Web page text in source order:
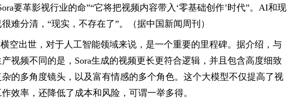
要革影视行业的命”“它将把视频内容带入‘零基础创作’时代”。AI和现
难分清，“现实，不存在了”。（据中国新闻周刊）
横空出世，对于人工智能领域来说，是一个重要的里程碑。据介绍，与
视频不同的是，Sora生成的视频更长更符合逻辑，并且包含高度细致
的多角度镜头，以及富有情感的多个角色。这个大模型不仅提高了视
效率，还降低了成本和风险，可谓一举多得。